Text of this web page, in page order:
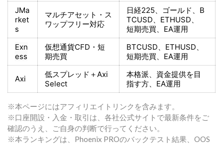
JMa
rket
s
マルチアセット・ス
ワップフリー対応
日経225、ゴールド、 B
TCUSD、ETHUSD、
短期売買、EA運用
Exn
ess
仮想通貨CFD・短
期売買
BTCUSD、ETHUSD、
短期売買、EA運用
Axi 低スプレッド＋Axi
Select
本格派、資金提供を目
指す方、EA運用
※本ページにはアフィリエイトリンクを含みます。
※口座開設・入金・取引は、各社公式サイトで最新条件をご
確認のうえ、ご自身の判断で行ってください。
※本ランキングは、Phoenix PROのバックテスト結果、OOS